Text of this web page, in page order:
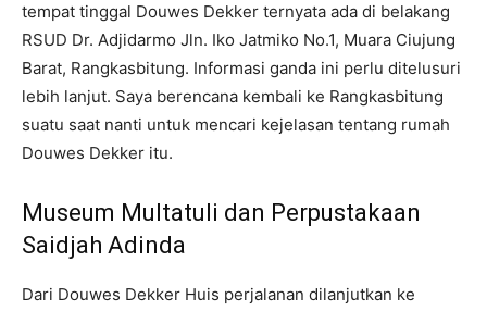
tempat tinggal Douwes Dekker ternyata ada di belakang
RSUD Dr. Adjidarmo Jln. Iko Jatmiko No.1, Muara Ciujung
Barat, Rangkasbitung. Informasi ganda ini perlu ditelusuri
lebih lanjut. Saya berencana kembali ke Rangkasbitung
suatu saat nanti untuk mencari kejelasan tentang rumah
Douwes Dekker itu.
Museum Multatuli dan Perpustakaan
Saidjah Adinda
Dari Douwes Dekker Huis perjalanan dilanjutkan ke